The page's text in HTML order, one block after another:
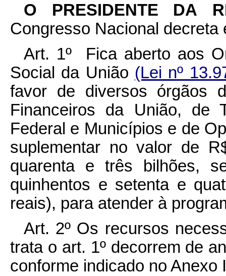
O PRESIDENTE DA
Congresso Nacional
Art. 1º Fica aberto aos
Social da União (Lei nº
favor de diversos órgãos
Financeiros da União, de
Federal e Municípios e de
suplementar no valor de
quarenta e três bilhões,
quinhentos e setenta e
reais), para atender à
Art. 2º Os recursos
trata o art. 1º decorrem de
conforme indicado no Anexo